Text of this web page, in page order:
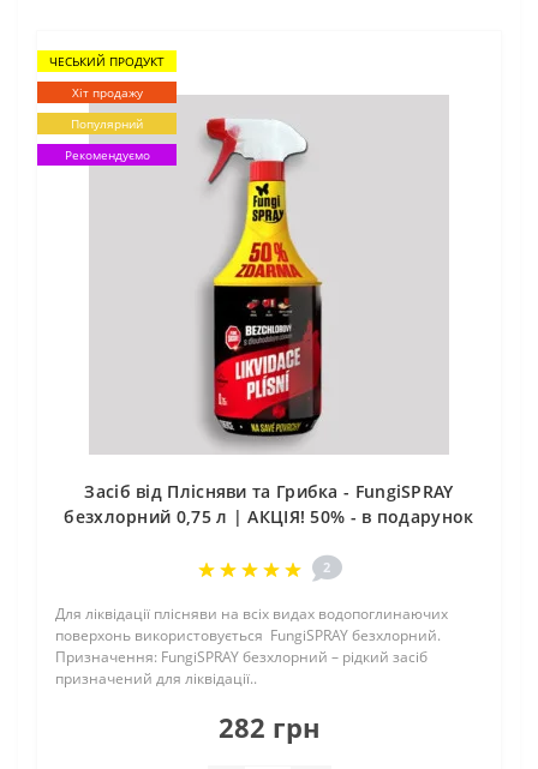
ЧЕСЬКИЙ ПРОДУКТ
Хіт продажу
Популярний
Рекомендуємо
Засіб від Плісняви та Грибка - FungiSPRAY
безхлорний 0,75 л | АКЦІЯ! 50% - в подарунок
2
Для ліквідації плісняви на всіх видах водопоглинаючих
поверхонь використовується FungiSPRAY безхлорний.
Призначення: FungiSPRAY безхлорний – рідкий засіб
призначений для ліквідації..
282 грн